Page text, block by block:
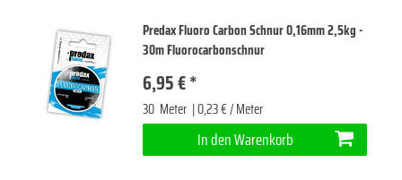
Predax Fluoro Carbon Schnur 0,16mm 2,5kg -
30m Fluorocarbonschnur
6,95 € *
30 Meter | 0,23 € / Meter
In den Warenkorb